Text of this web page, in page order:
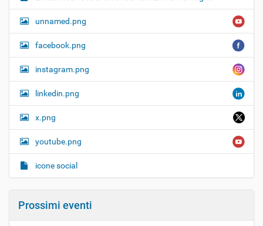
unnamed.png
facebook.png
instagram.png
linkedin.png
x.png
youtube.png
icone social
Prossimi eventi